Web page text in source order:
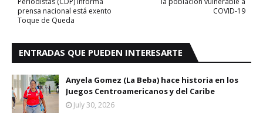
COVID-19
prensa nacional está exento
Toque de Queda
ENTRADAS QUE PUEDEN INTERESARTE
Anyela Gomez (La Beba) hace historia en los
Juegos Centroamericanos y del Caribe
July 30, 2026